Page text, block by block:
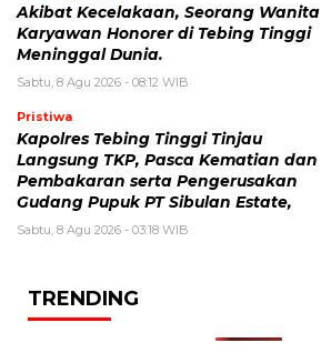
Akibat Kecelakaan, Seorang Wanita
Karyawan Honorer di Tebing Tinggi
Meninggal Dunia.
Sabtu, 8 Agu 2026 - 08:12 WIB
Pristiwa
Kapolres Tebing Tinggi Tinjau
Langsung TKP, Pasca Kematian dan
Pembakaran serta Pengerusakan
Gudang Pupuk PT Sibulan Estate,
Sabtu, 8 Agu 2026 - 03:18 WIB
TRENDING